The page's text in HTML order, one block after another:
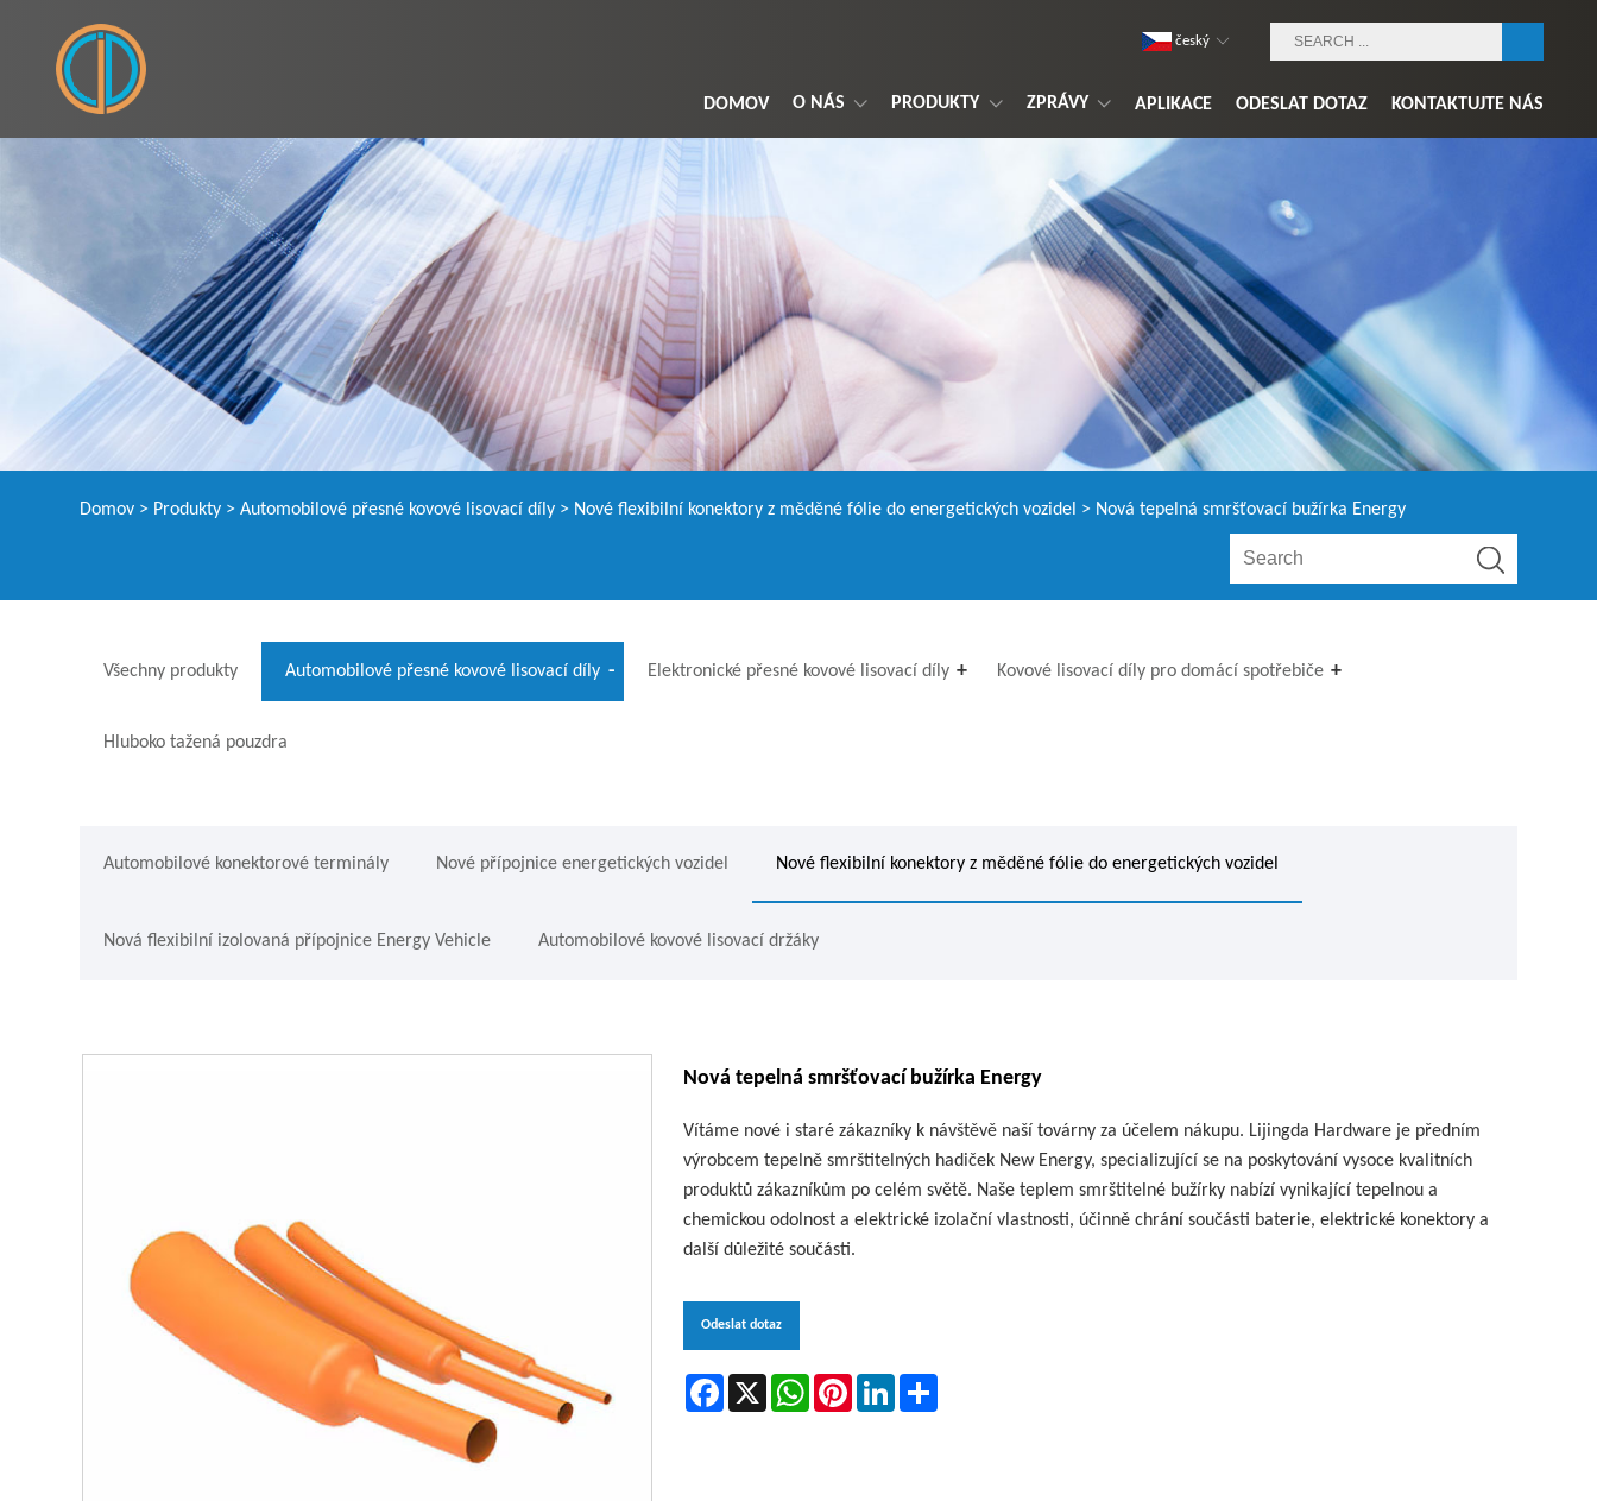
DOMOV O NÁS PRODUKTY ZPRÁVY APLIKACE ODESLAT DOTAZ KONTAKTUJTE NÁS
český
Domov > Produkty >Automobilové přesné kovové lisovací díly > Nové flexibilní konektory z měděné fólie do energetických vozidel > Nová tepelná smršťovací bužírka Energy
Všechny produkty Automobilové přesné kovové lisovací díly Elektronické přesné kovové lisovací díly Kovové lisovací díly pro domácí spotřebiče
Hluboko tažená pouzdra
Automobilové konektorové terminály Nové přípojnice energetických vozidel Nové flexibilní konektory z měděné fólie do energetických vozidel
Nová flexibilní izolovaná přípojnice Energy Vehicle Automobilové kovové lisovací držáky
Nová tepelná smršťovací bužírka Energy
Vítáme nové i staré zákazníky k návštěvě naší továrny za účelem nákupu. Lijingda Hardware je předním
výrobcem tepelně smrštitelných hadiček New Energy, specializující se na poskytování vysoce kvalitních
produktů zákazníkům po celém světě. Naše teplem smrštitelné bužírky nabízí vynikající tepelnou a
chemickou odolnost a elektrické izolační vlastnosti, účinně chrání součásti baterie, elektrické konektory a
další důležité součásti.
Odeslat dotaz
Facebook
X WhatsAppPinterestLinkedIn